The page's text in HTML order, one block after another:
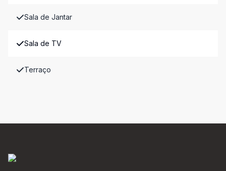
Sala de Jantar
Sala de TV
Terraço